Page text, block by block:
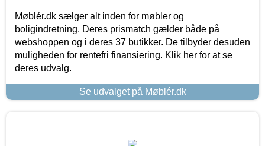
Møblér.dk sælger alt inden for møbler og
boligindretning. Deres prismatch gælder både på
webshoppen og i deres 37 butikker. De tilbyder desuden
muligheden for rentefri finansiering. Klik her for at se
deres udvalg.
Se udvalget på Møblér.dk